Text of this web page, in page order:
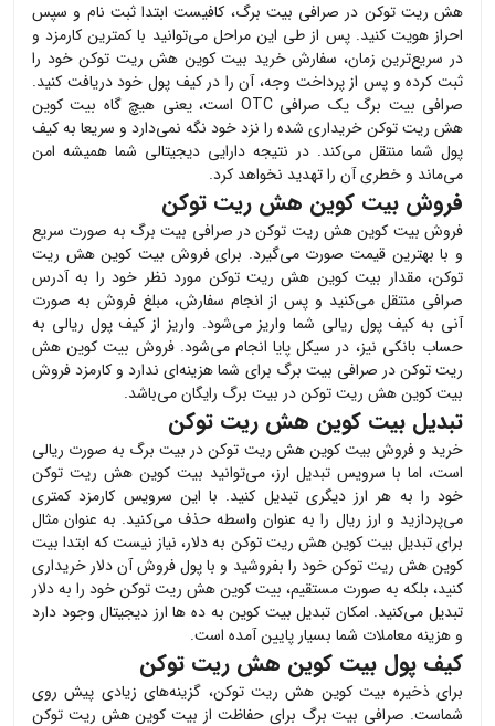
هش ریت توکن در صرافی بیت برگ، کافیست ابتدا ثبت نام و سپس
احراز هویت کنید. پس از طی این مراحل می‌توانید با کمترین کارمزد و
در سریع‌ترین زمان، سفارش خرید بیت کوین هش ریت توکنخود را
ثبت کرده و پس از پرداخت وجه، آن را در کیف پول خود دریافت کنید.
صرافی بیت برگ یک صرافی OTC است، یعنی هیچ گاه
بیت کوین
هش ریت توکنخریداری شده را نزد خود نگه نمی‌دارد و سریعا به کیف
پول شما منتقل می‌کند. در نتیجه دارایی دیجیتالی شما همیشه امن
می‌ماند و خطری آن را تهدید نخواهد کرد.
فروش بیت کوین هش ریت توکن
فروش بیت کوین هش ریت توکندر صرافی بیت برگ به صورت سریع
و با بهترین قیمت صورت می‌گیرد. برای فروش بیت کوین هش ریت
توکن، مقدار بیت کوین هش ریت توکن مورد نظر خود را به آدرس
صرافی منتقل می‌کنید و پس از انجام سفارش، مبلغ فروش به صورت
آنی به کیف پول ریالی شما واریز می‌شود. واریز از کیف پول ریالی به
حساب بانکی نیز، در سیکل پایا انجام می‌شود. فروش بیت کوین هش
ریت توکندر صرافی بیت برگ برای شما هزینه‌ای ندارد و کارمزد فروش
بیت کوین هش ریت توکندر بیت برگ رایگان می‌باشد.
تبدیل بیت کوین هش ریت توکن
خرید و فروش بیت کوین هش ریت توکندر بیت برگ به صورت ریالی
است، اما با سرویس تبدیل ارز، می‌توانید بیت کوین هش ریت توکن
خود را به هر ارز دیگری تبدیل کنید. با این سرویس کارمزد کمتری
می‌پردازید و ارز ریال را به عنوان واسطه حذف می‌کنید. به عنوان مثال
برای تبدیل بیت کوین هش ریت توکن به دلار، نیاز نیست که ابتدا بیت
کوین هش ریت توکنخود را بفروشید و با پول فروش آن دلار خریداری
کنید، بلکه به صورت مستقیم، بیت کوین هش ریت توکنخود را به دلار
تبدیل می‌کنید. امکان تبدیل بیت کوین به ده ها ارز دیجیتال وجود دارد
و هزینه معاملات شما بسیار پایین آمده است.
کیف پول بیت کوین هش ریت توکن
برای ذخیره بیت کوین هش ریت توکن، گزینه‌های زیادی پیش روی
شماست. صرافی بیت برگ برای حفاظت از بیت کوین هش ریت توکن